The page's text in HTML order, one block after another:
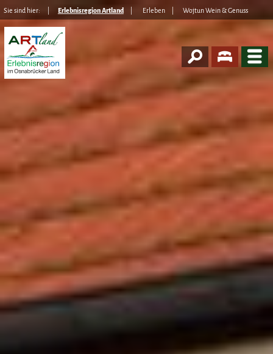
Sie sind hier: Erlebnisregion Artland Erleben Wojtun Wein & Genuss